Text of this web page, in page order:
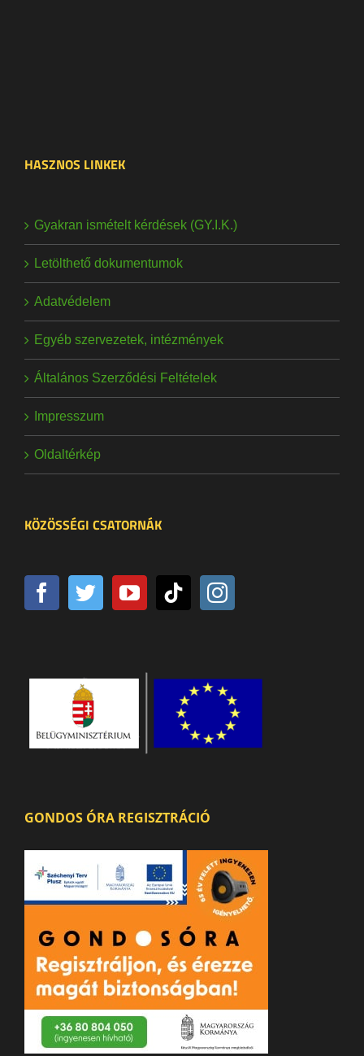
HASZNOS LINKEK
Gyakran ismételt kérdések (GY.I.K.)
Letölthető dokumentumok
Adatvédelem
Egyéb szervezetek, intézmények
Általános Szerződési Feltételek
Impresszum
Oldaltérkép
KÖZÖSSÉGI CSATORNÁK
GONDOS ÓRA REGISZTRÁCIÓ